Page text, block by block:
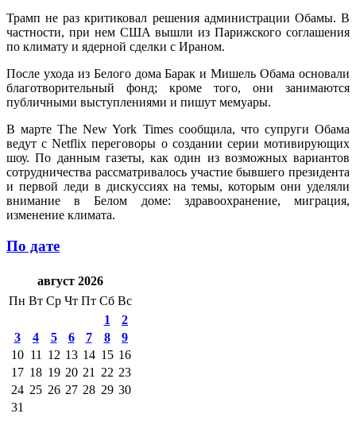
Трамп не раз критиковал решения администрации Обамы. В
частности, при нем США вышли из Парижского соглашения
по климату и ядерной сделки с Ираном.
После ухода из Белого дома Барак и Мишель Обама основали
благотворительный фонд; кроме того, они занимаются
публичными выступлениями и пишут мемуары.
В марте The New York Times сообщила, что супруги Обама
ведут с Netflix переговоры о создании серии мотивирующих
шоу. По данным газеты, как один из возможных вариантов
сотрудничества рассматривалось участие бывшего президента
и первой леди в дискуссиях на темы, которым они уделяли
внимание в Белом доме: здравоохранение, миграция,
изменение климата.
По дате
август 2026
Пн Вт Ср Чт Пт Сб Вс
1
2
3
4 5 6 7 8
9
10 11 12 13 14 15 16
17 18 19 20 21 22 23
24 25 26 27 28 29 30
31